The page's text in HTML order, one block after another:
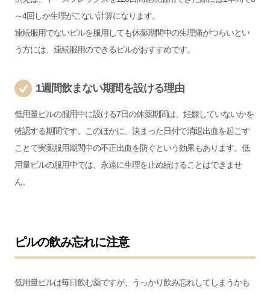
～4回しか生理がこない計算になります。
連続服用でないピルを服用しても休薬期間中の生理痛がつらいとい
う方には、連続服用のできるピルがおすすめです。
1週間飲まない期間を設ける理由
低用量ピルの服用中に設ける7日の休薬期間は、妊娠していないかを
確認する期間です。このほかに、決まった日付で消退出血を起こす
ことで実薬服用期間中の不正出血を防ぐという効果もあります。低
用量ピルの服用中では、永遠に生理を止め続けることはできませ
ん。
ピルの飲み忘れに注意
低用量ピルは毎日飲む薬ですが、うっかり飲み忘れしてしまうかも